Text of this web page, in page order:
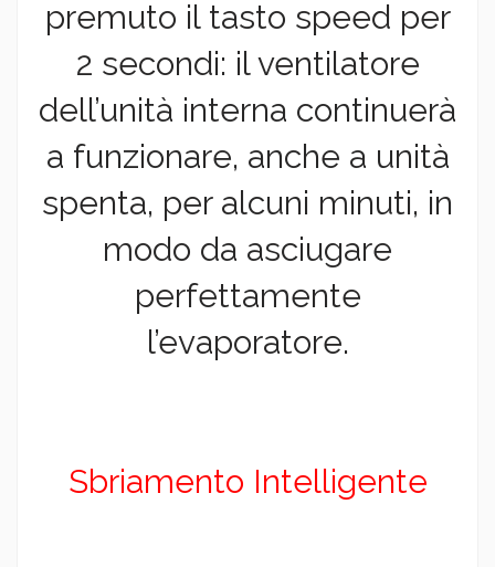
premuto il tasto speed per
2 secondi: il ventilatore
dell’unità interna continuerà
a funzionare, anche a unità
spenta, per alcuni minuti, in
modo da asciugare
perfettamente
l’evaporatore.
Sbriamento Intelligente